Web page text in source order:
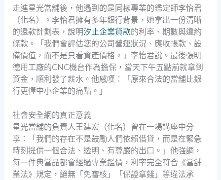
走進星光當舖後，他遇到的是同樣專業的鑑定師李怡君
（化名）。李怡君擁有多年銀行背景，她拿出一份清晰
的還款計劃表，說明汐止企業貸款的利率、期數與違約
條款。「我們會評估您的公司營運狀況、應收帳款、設
備價值，而不是只看資產價格。」李怡君說。最後張明
德用工廠的CNC機台作為擔保，當天下午五點前就拿到
資金，順利發了薪水。他感嘆：「原來合法的當舖比銀
行更懂中小企業的痛點。」
社會安全網的真正意義
星光當舖的負責人王建宏（化名）曾在一場講座中分
享：「我們的存在不是鼓勵人們依賴借貸，而是在緊急
時刻提供一個合法、透明、有尊嚴的出口。」他強調，
每一件典當品都會經過專業鑑價，利率完全符合《當舖
業法》規定，絕無「免審核」「保證拿錢」等違法承